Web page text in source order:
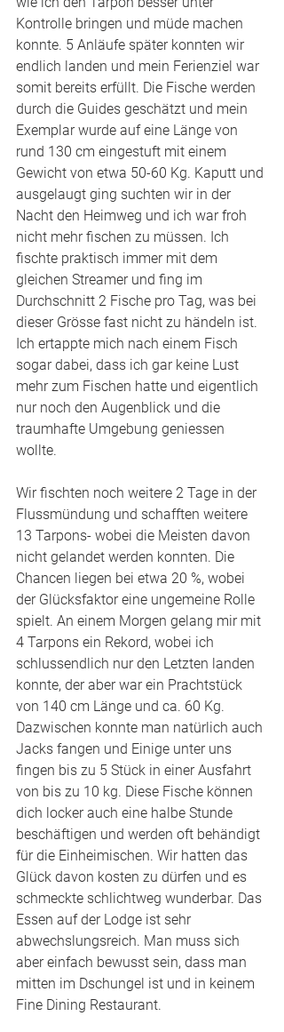
Kontrolle bringen und müde machen
konnte. 5 Anläufe später konnten wir
endlich landen und mein Ferienziel war
somit bereits erfüllt. Die Fische werden
durch die Guides geschätzt und mein
Exemplar wurde auf eine Länge von
rund 130 cm eingestuft mit einem
Gewicht von etwa 50-60 Kg. Kaputt und
ausgelaugt ging suchten wir in der
Nacht den Heimweg und ich war froh
nicht mehr fischen zu müssen. Ich
fischte praktisch immer mit dem
gleichen Streamer und fing im
Durchschnitt 2 Fische pro Tag, was bei
dieser Grösse fast nicht zu händeln ist.
Ich ertappte mich nach einem Fisch
sogar dabei, dass ich gar keine Lust
mehr zum Fischen hatte und eigentlich
nur noch den Augenblick und die
traumhafte Umgebung geniessen
wollte.
Wir fischten noch weitere 2 Tage in der
Flussmündung und schafften weitere
13 Tarpons- wobei die Meisten davon
nicht gelandet werden konnten. Die
Chancen liegen bei etwa 20 %, wobei
der Glücksfaktor eine ungemeine Rolle
spielt. An einem Morgen gelang mir mit
4 Tarpons ein Rekord, wobei ich
schlussendlich nur den Letzten landen
konnte, der aber war ein Prachtstück
von 140 cm Länge und ca. 60 Kg.
Dazwischen konnte man natürlich auch
Jacks fangen und Einige unter uns
fingen bis zu 5 Stück in einer Ausfahrt
von bis zu 10 kg. Diese Fische können
dich locker auch eine halbe Stunde
beschäftigen und werden oft behändigt
für die Einheimischen. Wir hatten das
Glück davon kosten zu dürfen und es
schmeckte schlichtweg wunderbar. Das
Essen auf der Lodge ist sehr
abwechslungsreich. Man muss sich
aber einfach bewusst sein, dass man
mitten im Dschungel ist und in keinem
Fine Dining Restaurant.